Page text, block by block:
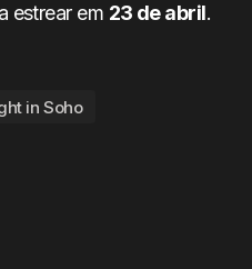
estrear em 23 de abril.
in Soho